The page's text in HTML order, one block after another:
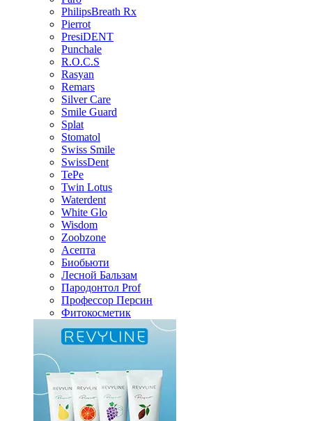
PhilipsBreath Rx
Pierrot
PresiDENT
Punchale
R.O.C.S
Rasyan
Remars
Silver Care
Smile Guard
Splat
Stomatol
Swiss Smile
SwissDent
TePe
Twin Lotus
Waterdent
White Glo
Wisdom
Zoobzone
Асепта
Биобьюти
Лесной Бальзам
Пародонтол Prof
Профессор Персин
Фитокосметик